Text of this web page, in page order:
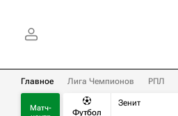
Главное Лига Чемпионов РПЛ
Матч-
Футбол
Зенит